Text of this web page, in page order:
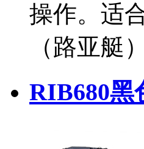
操作。适
（路亚艇
RIB680黑